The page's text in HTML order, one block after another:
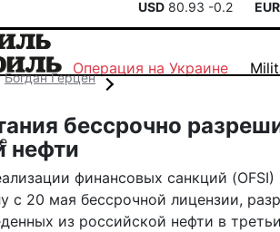
USD 80.93 -0.2 EUR
Операция на Украине
Богдан Герцен
бессрочно
нефти
финансовых санкций
с 20 мая бессрочной лицензии,
из российской нефти в